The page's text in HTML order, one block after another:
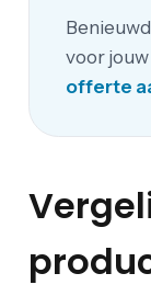
voor
offerte